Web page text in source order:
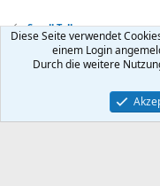
Small Talk
Kontakt
Community platform by
Diese Seite verwendet
einem Login
Durch die weitere